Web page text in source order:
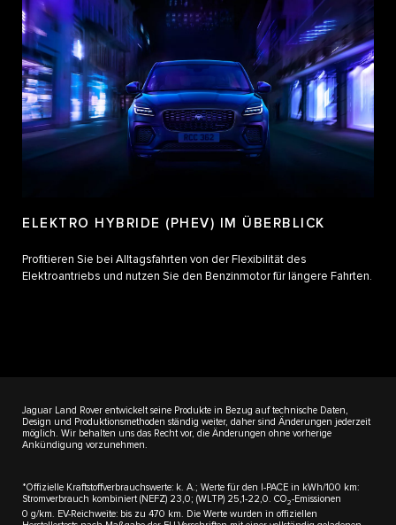
ELEKTRO HYBRIDE (PHEV) IM ÜBERBLICK
Profitieren Sie bei Alltagsfahrten von der Flexibilität des
Elektroantriebs und nutzen Sie den Benzinmotor für längere Fahrten.
Jaguar Land Rover entwickelt seine Produkte in Bezug auf technische Daten,
Design und Produktionsmethoden ständig weiter, daher sind Änderungen jederzeit
möglich. Wir behalten uns das Recht vor, die Änderungen ohne vorherige
Ankündigung vorzunehmen.
*Offizielle Kraftstoffverbrauchswerte: k. A.; Werte für den I-PACE in kWh/100 km:
Stromverbrauch kombiniert (NEFZ) 23,0; (WLTP) 25,1-22,0. CO2-Emissionen
0 g/km. EV-Reichweite: bis zu 470 km. Die Werte wurden in offiziellen